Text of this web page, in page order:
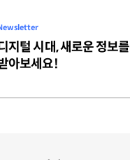
지털 시대, 새로운 정보를
아보세요!